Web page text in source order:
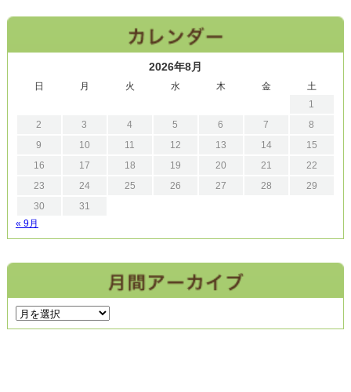
2026年8月
日 月 火 水 木 金
土
1
2
3 4 5 6 7
8
9
10 11 12 13 14
15
16
17 18 19 20 21
22
23
24 25 26 27 28
29
30
31
« 9月